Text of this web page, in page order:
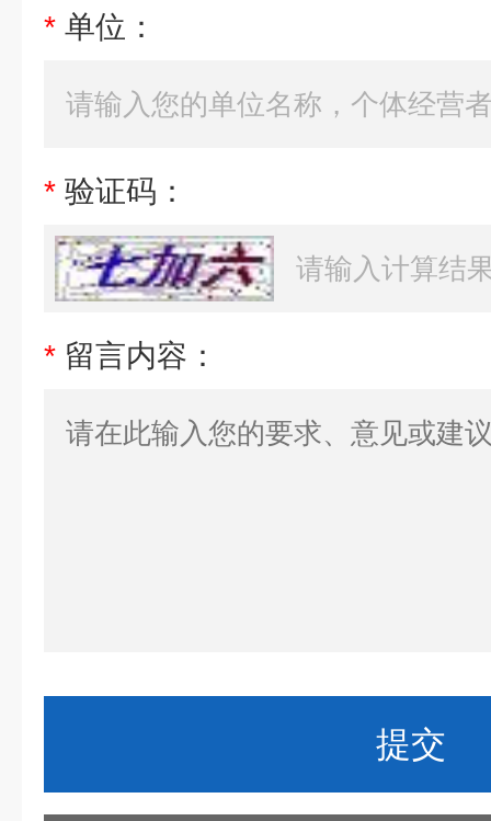
* 单位：
* 验证码：
* 留言内容：